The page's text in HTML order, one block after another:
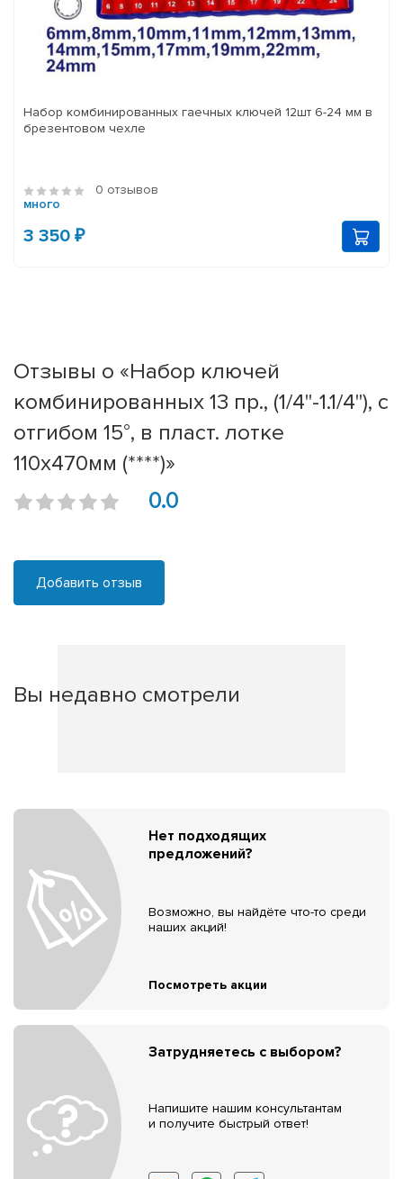
Набор комбинированных гаечных ключей 12шт 6-24 мм в
брезентовом чехле
0 отзывов
много
3 350 ₽
Отзывы о «Набор ключей
комбинированных 13 пр., (1/4"-1.1/4"), с
отгибом 15°, в пласт. лотке
110х470мм (****)»
0.0
Добавить отзыв
Вы недавно смотрели
Нет подходящих
предложений?
Возможно, вы найдёте что-то среди
наших акций!
Посмотреть акции
Затрудняетесь с выбором?
Напишите нашим консультантам
и получите быстрый ответ!